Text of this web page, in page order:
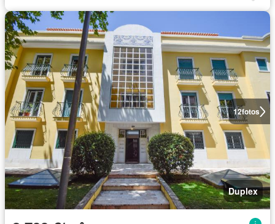
12fotos
Duplex